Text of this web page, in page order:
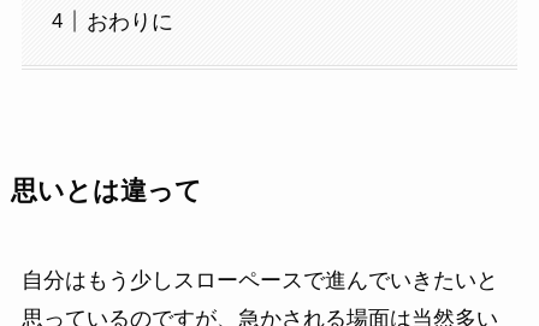
おわりに
思いとは違って
自分はもう少しスローペースで進んでいきたいと
思っているのですが、急かされる場面は当然多い